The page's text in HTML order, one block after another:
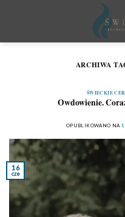
ARCHIWA
ŚWIECKIE
Owdowienie.
OPUBLIKOWANO NA
16
cze